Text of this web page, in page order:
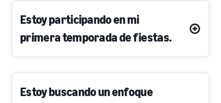
Estoy participando en mi
primera temporada de fiestas.
Estoy buscando un enfoque